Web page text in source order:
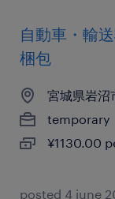
自動車・輸
梱包
宮城県岩沼
temporary
¥1130.00
posted 4 june